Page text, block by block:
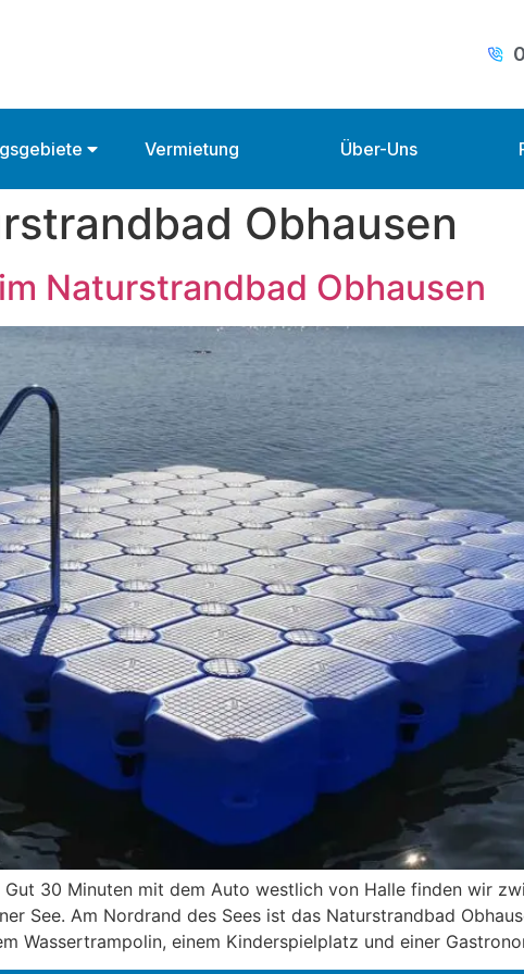
Vermietung Über-Uns
Obhausen
Naturstrandbad Obhausen
30 Minuten mit dem Auto westlich von Halle finden wir
See. Am Nordrand des Sees ist das Naturstrandbad
Wassertrampolin, einem Kinderspielplatz und einer